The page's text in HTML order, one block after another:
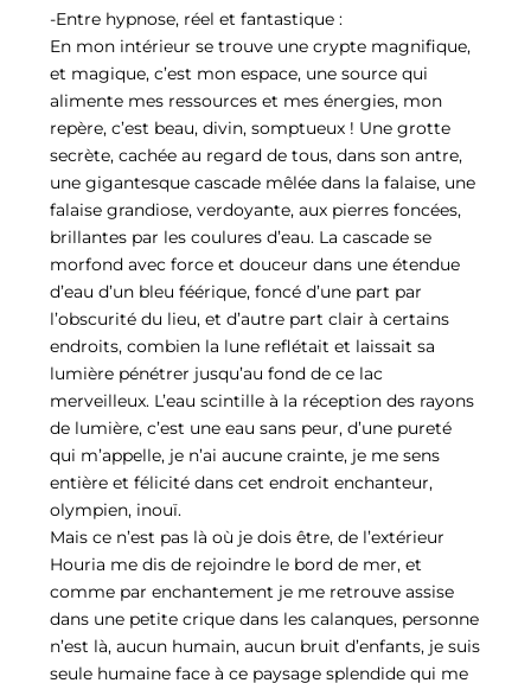
-Entre hypnose, réel et fantastique :
En mon intérieur se trouve une crypte magnifique,
et magique, c’est mon espace, une source qui
alimente mes ressources et mes énergies, mon
repère, c’est beau, divin, somptueux ! Une grotte
secrète, cachée au regard de tous, dans son antre,
une gigantesque cascade mêlée dans la falaise, une
falaise grandiose, verdoyante, aux pierres foncées,
brillantes par les coulures d’eau. La cascade se
morfond avec force et douceur dans une étendue
d’eau d’un bleu féérique, foncé d’une part par
l’obscurité du lieu, et d’autre part clair à certains
endroits, combien la lune reflétait et laissait sa
lumière pénétrer jusqu’au fond de ce lac
merveilleux. L’eau scintille à la réception des rayons
de lumière, c’est une eau sans peur, d’une pureté
qui m’appelle, je n’ai aucune crainte, je me sens
entière et félicité dans cet endroit enchanteur,
olympien, inouï.
Mais ce n’est pas là où je dois être, de l’extérieur
Houria me dis de rejoindre le bord de mer, et
comme par enchantement je me retrouve assise
dans une petite crique dans les calanques, personne
n’est là, aucun humain, aucun bruit d’enfants, je suis
seule humaine face à ce paysage splendide qui me